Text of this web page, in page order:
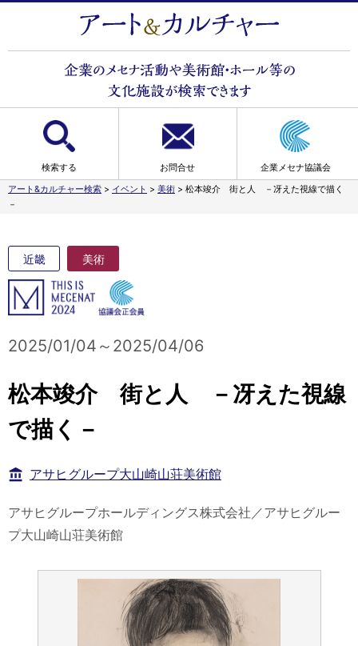
検索する お問合せ
企業メセナ協議会
アート&カルチャー検索 > イベント > 美術 > 松本竣介 街と人 －冴えた視線で描く
－
近畿 美術
2025/01/04～2025/04/06
松本竣介 街と人 －冴えた視線
で描く－
アサヒグループ大山崎山荘美術館
アサヒグループホールディングス株式会社／アサヒグルー
プ大山崎山荘美術館